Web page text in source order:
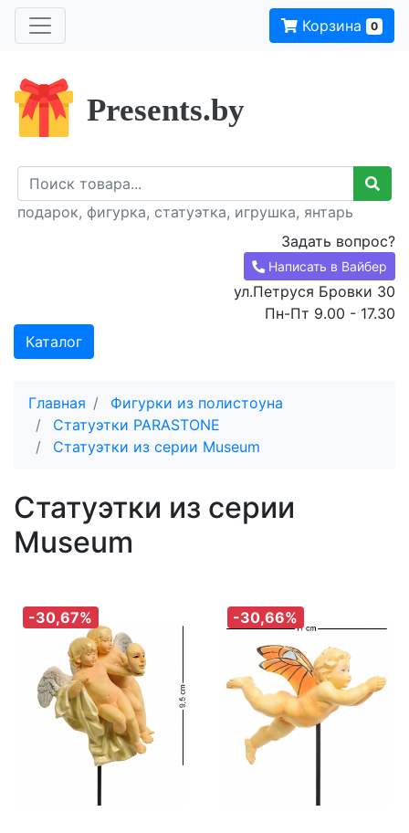
Корзина 0
Presents.by
подарок, фигурка, статуэтка, игрушка, янтарь
Задать вопрос?
Написать в Вайбер
ул.Петруся Бровки 30
Пн-Пт 9.00 - 17.30
Каталог
Главная
Фигурки из полистоуна
Статуэтки PARASTONE
Статуэтки из серии Museum
Статуэтки из серии
Museum
-30,67% -30,66%